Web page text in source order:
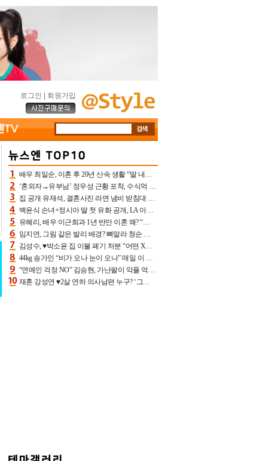
로그인 회원가입
배우 최일순, 이혼 후 20년 산속 생활 “딸 내가 버렸다고 원망‥맘 아파”(특종)[어제TV]
‘혼외자→유부남’ 정우성 근황 포착, 수식억 해킹 피해 후배 만났다 “존경하는”
집 공개 유재석, 결혼사진 라면 냄비 받침대 되고 분노‥가족사진도 피해(놀뭐)[어제TV]
백윤식 손녀+정시아 딸 첫 유화 공개, LA 아트쇼→서울국제조각페스타 작가다운 수준급 실력
유혜리, 배우 이근희과 1년 반만 이혼 왜? “식칼 꽂고 의자 던져” 충격 폭로(특종)[어제TV]
임지연, 그림 같은 발리 배경? 뼈말라 청순 비키니 핏에 상대 안 되네
김성수, ♥박소윤 집 이불 폐기 처분 “어떤 X이랑 썼을지 몰라” 질투(신랑수업2)[어제TV]
44kg 송가인 “비가 오나 눈이 오나” 매일 이 운동, 허벅지 근육량 상승+체지방 감소
“연예인 걱정 NO” 김승현, 가난팔이 악플 억울할만‥아내+딸과 日 여행
재혼 강성연 ♥2살 연하 의사남편 누구? ‘그알’ 자문의에 훈남 비주얼 초엘리트 스펙 [종합]